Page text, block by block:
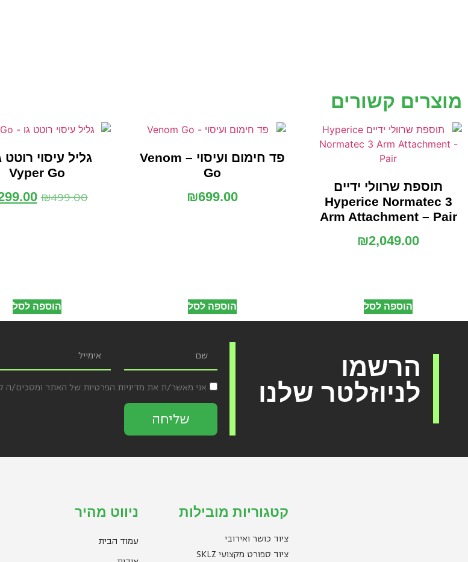
מוצרים קשורים
תוספת שרוולי ידיים
Hyperice Normatec 3
Arm Attachment – Pair
₪2,049.00
הוספה לסל
פד חימום ועיסוי – Venom
Go
₪699.00
הוספה לסל
גליל עיסוי רוטט
Vyper Go
₪499.00
הוספה לסל
הרשמו
לניוזלטר שלנו
אני מאשר/ת את מדיניות הפרטיות של האתר ומסכים/ה
שליחה
קטגוריות מובילות
ציוד כושר ואירובי
ציוד ספורט מקצועי SKLZ
ניווט מהיר
עמוד הבית